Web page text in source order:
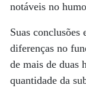
notáveis no
Suas conclusões
diferenças no
de mais de duas
quantidade da